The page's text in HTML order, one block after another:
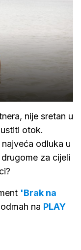
nije sretan u
otok.
odluka u
za cijeli
'Brak na
na PLAY